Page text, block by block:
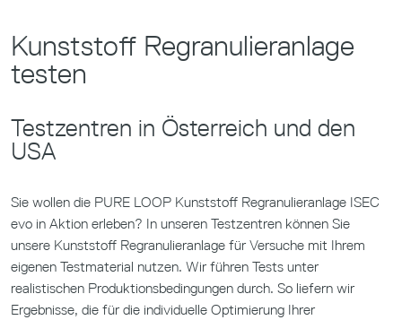
Kunststoff Regranulieranlage
testen
Testzentren in Österreich und den
USA
Sie wollen die PURE LOOP Kunststoff Regranulieranlage ISEC
evo in Aktion erleben? In unseren Testzentren können Sie
unsere Kunststoff Regranulieranlage für Versuche mit Ihrem
eigenen Testmaterial nutzen. Wir führen Tests unter
realistischen Produktionsbedingungen durch. So liefern wir
Ergebnisse, die für die individuelle Optimierung Ihrer